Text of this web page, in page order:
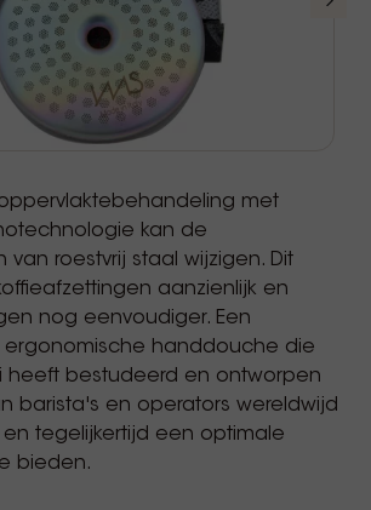
met
kan de
roestvrij staal wijzigen. Dit
aanzienlijk en
nog eenvoudiger. Een
ergonomische handdouche die
heeft bestudeerd en ontworpen
barista's en operators wereldwijd
tegelijkertijd een optimale
bieden.